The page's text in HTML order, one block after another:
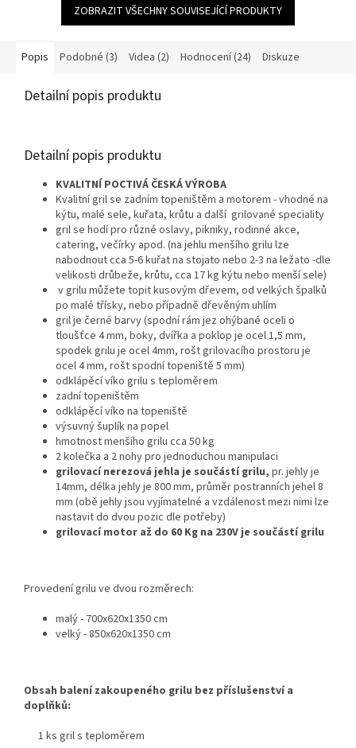
ZOBRAZIT VŠECHNY SOUVISEJÍCÍ PRODUKTY
Popis Podobné (3) Videa (2) Hodnocení (24) Diskuze
Detailní popis produktu
Detailní popis produktu
KVALITNÍ POCTIVÁ ČESKÁ VÝROBA
Kvalitní gril se zadním topeništěm a motorem - vhodné na
kýtu, malé sele, kuřata, krůtu a další grilované speciality
gril se hodí pro různé oslavy, pikniky, rodinné akce,
catering, večírky apod. (na jehlu menšího grilu lze
nabodnout cca 5-6 kuřat na stojato nebo 2-3 na ležato -dle
velikosti drůbeže, krůtu, cca 17 kg kýtu nebo menší sele)
v grilu můžete topit kusovým dřevem, od velkých špalků
po malé třísky, nebo případně dřevěným uhlím
gril je černé barvy (spodní rám jez ohýbané oceli o
tloušťce 4 mm, boky, dvířka a poklop je ocel 1,5 mm,
spodek grilu je ocel 4mm, rošt grilovacího prostoru je
ocel 4 mm, rošt spodní topeniště 5 mm)
odklápěcí víko grilu s teploměrem
zadní topeništěm
odklápěcí víko na topeniště
výsuvný šuplík na popel
hmotnost menšího grilu cca 50 kg
2 kolečka a 2 nohy pro jednoduchou manipulaci
grilovací nerezová jehla je součástí grilu, pr. jehly je
14mm, délka jehly je 800 mm, průměr postranních jehel 8
mm (obě jehly jsou vyjímatelné a vzdálenost mezi nimi lze
nastavit do dvou pozic dle potřeby)
grilovací motor až do 60 Kg na 230V je součástí grilu
Provedení grilu ve dvou rozměrech:
malý - 700x620x1350 cm
velký - 850x620x1350 cm
Obsah balení zakoupeného grilu bez příslušenství a
doplňků:
1 ks gril s teploměrem